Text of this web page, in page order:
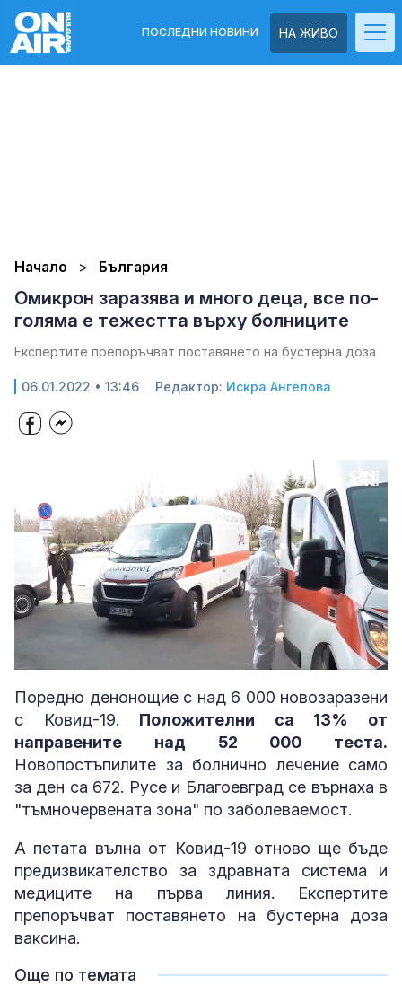
НА ЖИВО
ПОСЛЕДНИ НОВИНИ
Начало България
Омикрон заразява и много деца, все по-
голяма е тежестта върху болниците
Експертите препоръчват поставянето на бустерна доза
06.01.2022 • 13:46 Редактор: Искра Ангелова
Поредно денонощие с над 6 000 новозаразени
с Ковид-19. Положителни са 13% от
направените над 52 000 теста.
Новопостъпилите за болнично лечение само
за ден са 672. Русе и Благоевград се върнаха в
"тъмночервената зона" по заболеваемост.
А петата вълна от Ковид-19 отново ще бъде
предизвикателство за здравната система и
медиците на първа линия. Експертите
препоръчват поставянето на бустерна доза
ваксина.
Още по темата